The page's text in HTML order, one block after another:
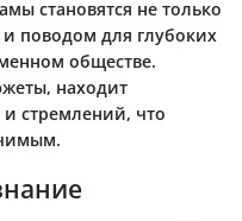
становятся не только
поводом для глубоких
обществе.
находит
стремлений, что